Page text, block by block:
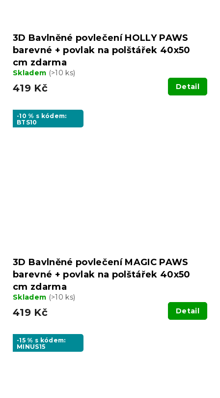
3D Bavlněné povlečení HOLLY PAWS
barevné + povlak na polštářek 40x50
cm zdarma
Skladem (>10 ks)
419 Kč Detail
-10 % s kódem:
BTS10
3D Bavlněné povlečení MAGIC PAWS
barevné + povlak na polštářek 40x50
cm zdarma
Skladem (>10 ks)
419 Kč Detail
-15 % s kódem:
MINUS15